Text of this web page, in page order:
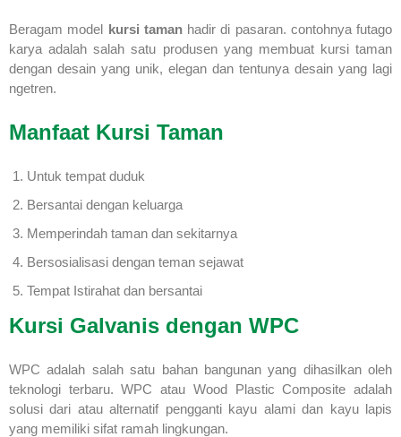
Beragam model kursi tamanhadir di pasaran. contohnya futago
karya adalah salah satu produsen yang membuat kursi taman
dengan desain yang unik, elegan dan tentunya desain yang lagi
ngetren.
Manfaat Kursi Taman
Untuk tempat duduk
Bersantai dengan keluarga
Memperindah taman dan sekitarnya
Bersosialisasi dengan teman sejawat
Tempat Istirahat dan bersantai
Kursi Galvanis dengan WPC
WPC adalah salah satu bahan bangunan yang dihasilkan oleh
teknologi terbaru. WPC atau Wood Plastic Composite adalah
solusi dari atau alternatif pengganti kayu alami dan kayu lapis
yang memiliki sifat ramah lingkungan.